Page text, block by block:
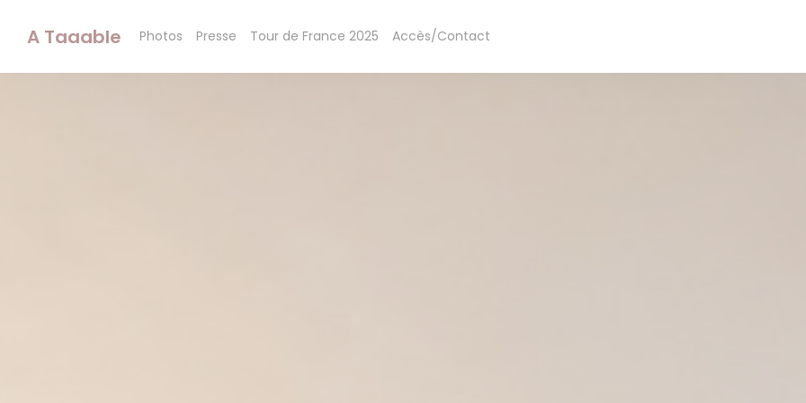
A Taaable Photos Presse Tour de France 2025 Accès/Contact